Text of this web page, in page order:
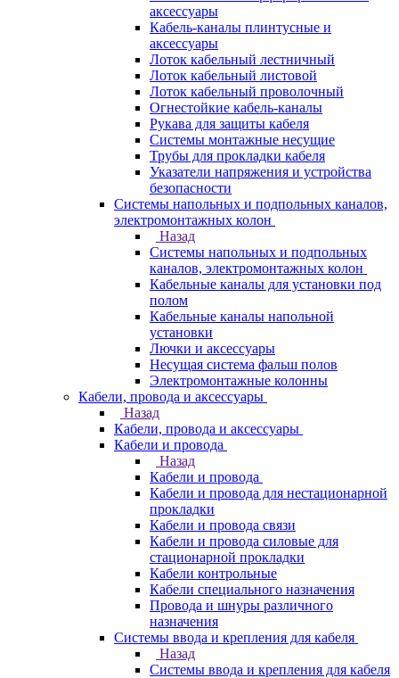
аксессуары
Кабель-каналы плинтусные и
аксессуары
Лоток кабельный лестничный
Лоток кабельный листовой
Лоток кабельный проволочный
Огнестойкие кабель-каналы
Рукава для защиты кабеля
Системы монтажные несущие
Трубы для прокладки кабеля
Указатели напряжения и устройства
безопасности
Системы напольных и подпольных каналов,
электромонтажных колон
Назад
Системы напольных и подпольных
каналов, электромонтажных колон
Кабельные каналы для установки под
полом
Кабельные каналы напольной
установки
Лючки и аксессуары
Несущая система фальш полов
Электромонтажные колонны
Кабели, провода и аксессуары
Назад
Кабели, провода и аксессуары
Кабели и провода
Назад
Кабели и провода
Кабели и провода для нестационарной
прокладки
Кабели и провода связи
Кабели и провода силовые для
стационарной прокладки
Кабели контрольные
Кабели специального назначения
Провода и шнуры различного
назначения
Системы ввода и крепления для кабеля
Назад
Системы ввода и крепления для кабеля